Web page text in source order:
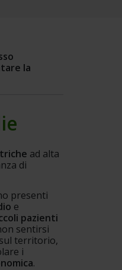
la
ad alta
di
presenti
pazienti
sentirsi
territorio,
i
.